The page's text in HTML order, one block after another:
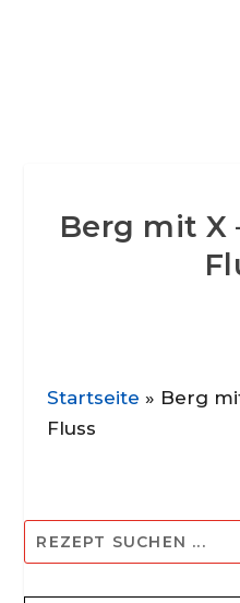
Berg mit X
Startseite » Berg
Fluss